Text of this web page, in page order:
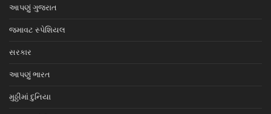
આપણું ગુજરાત
જમાવટ સ્પેશિયલ
સરકાર
આપણું ભારત
મુઠ્ઠીમાં દુનિયા